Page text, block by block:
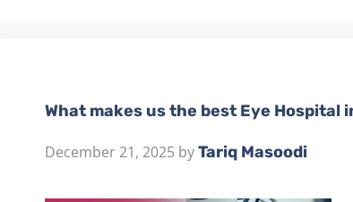
What makes us the best Eye Hospital
December 21, 2025 byTariq Masoodi